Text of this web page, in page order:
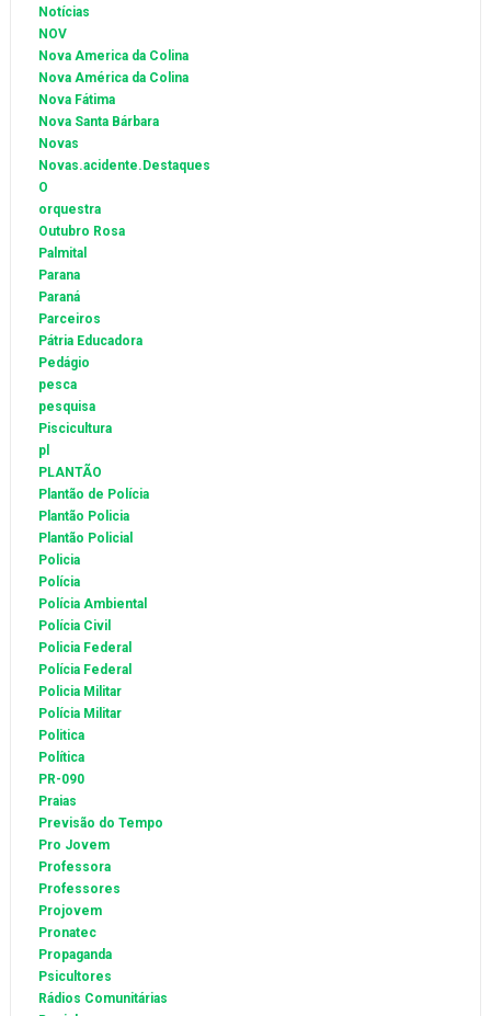
Notícias
NOV
Nova America da Colina
Nova América da Colina
Nova Fátima
Nova Santa Bárbara
Novas
Novas.acidente.Destaques
O
orquestra
Outubro Rosa
Palmital
Parana
Paraná
Parceiros
Pátria Educadora
Pedágio
pesca
pesquisa
Piscicultura
pl
PLANTÃO
Plantão de Polícia
Plantão Policia
Plantão Policial
Policia
Polícia
Polícia Ambiental
Polícia Civil
Policia Federal
Polícia Federal
Policia Militar
Polícia Militar
Politica
Política
PR-090
Praias
Previsão do Tempo
Pro Jovem
Professora
Professores
Projovem
Pronatec
Propaganda
Psicultores
Rádios Comunitárias